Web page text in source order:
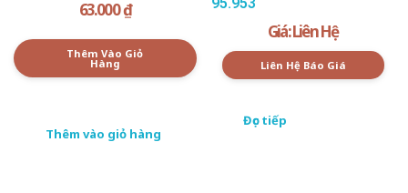
63.000₫
Thêm Vào Giỏ
Hàng
Thêm vào giỏ hàng
Giá: Liên Hệ
Liên Hệ Báo Giá
Đọc tiếp